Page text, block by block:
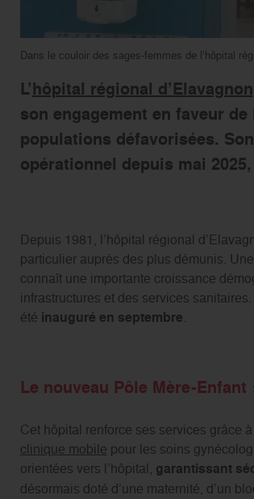
Dans le couloir des sages-femmes de l’hôpital
L’hôpital régional d’Elavagnon
son engagement en faveur
populations défavorisées.
opérationnel depuis mai
Depuis 1981, l’hôpital régional
particulier auprès des plus démunis.
connaît une importante croissance
infrastructures et des services
été inauguré en septembre.
Le nouveau Pôle Mère-
Cet hôpital renforce ses services grâce
clinique mobile pour les soins
orientées vers l’hôpital, garantissant
désormais doté d’une maternité, d’un